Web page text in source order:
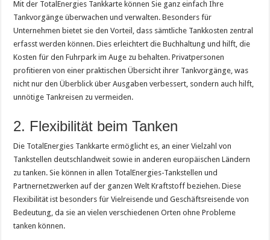
Mit der TotalEnergies Tankkarte können Sie ganz einfach Ihre
Tankvorgänge überwachen und verwalten. Besonders für
Unternehmen bietet sie den Vorteil, dass sämtliche Tankkosten zentral
erfasst werden können. Dies erleichtert die Buchhaltung und hilft, die
Kosten für den Fuhrpark im Auge zu behalten. Privatpersonen
profitieren von einer praktischen Übersicht ihrer Tankvorgänge, was
nicht nur den Überblick über Ausgaben verbessert, sondern auch hilft,
unnötige Tankreisen zu vermeiden.
2. Flexibilität beim Tanken
Die TotalEnergies Tankkarte ermöglicht es, an einer Vielzahl von
Tankstellen deutschlandweit sowie in anderen europäischen Ländern
zu tanken. Sie können in allen TotalEnergies-Tankstellen und
Partnernetzwerken auf der ganzen Welt Kraftstoff beziehen. Diese
Flexibilität ist besonders für Vielreisende und Geschäftsreisende von
Bedeutung, da sie an vielen verschiedenen Orten ohne Probleme
tanken können.